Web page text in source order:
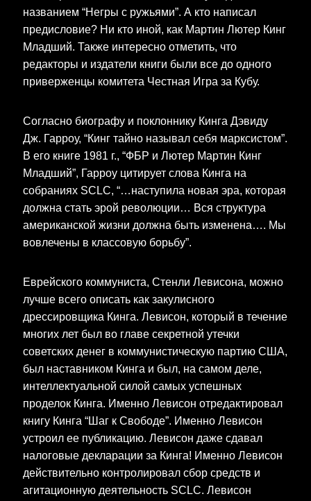
названием “Негры с ружьями”. А кто написал
предисловие? Ни кто иной, как Мартин Лютер Кинг
Младший. Также интересно отметить, что
редакторы и издатели книги были все до одного
приверженцы комитета Честная Игра за Кубу.
Согласно биографу и поклоннику Кинга Дэвиду
Дж. Гарроу, “Кинг тайно называл себя марксистом”.
В его книге 1981 г., “ФБР и Лютер Мартин Кинг
Младший”, Гарроу цитирует слова Кинга на
собраниях SCLC, “…наступила новая эра, которая
должна стать эрой революции… Вся структура
американской жизни должна быть изменена…. Мы
вовлечены в классовую борьбу”.
Еврейского коммуниста, Стенли Левисона, можно
лучше всего описать как закулисного
дрессировщика Кинга. Левисон, который в течение
многих лет был во главе секретной утечки
советских денег в коммунистическую партию США,
был наставником Кинга и был, на самом деле,
интеллектуальной силой самых успешных
проделок Кинга. Именно Левисон отредактировал
книгу Кинга “Шаг к Свободе”. Именно Левисон
устроил ее публикацию. Левисон даже сдавал
налоговые декларации за Кинга! Именно Левисон
действительно контролировал сбор средств и
агитационную деятельность SCLC. Левисон